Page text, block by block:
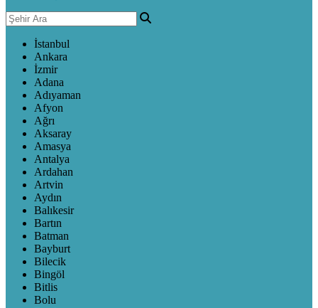
İstanbul
Ankara
İzmir
Adana
Adıyaman
Afyon
Ağrı
Aksaray
Amasya
Antalya
Ardahan
Artvin
Aydın
Balıkesir
Bartın
Batman
Bayburt
Bilecik
Bingöl
Bitlis
Bolu